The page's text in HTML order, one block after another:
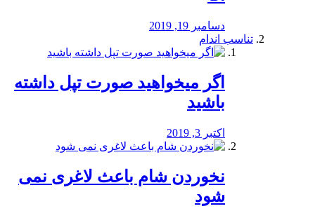
دسامبر 19, 2019
تناسب اندام
اگر میخواهید صورت تپل داشته
باشید
اکتبر 3, 2019
نخوردن شام باعث لاغری نمی
‌شود